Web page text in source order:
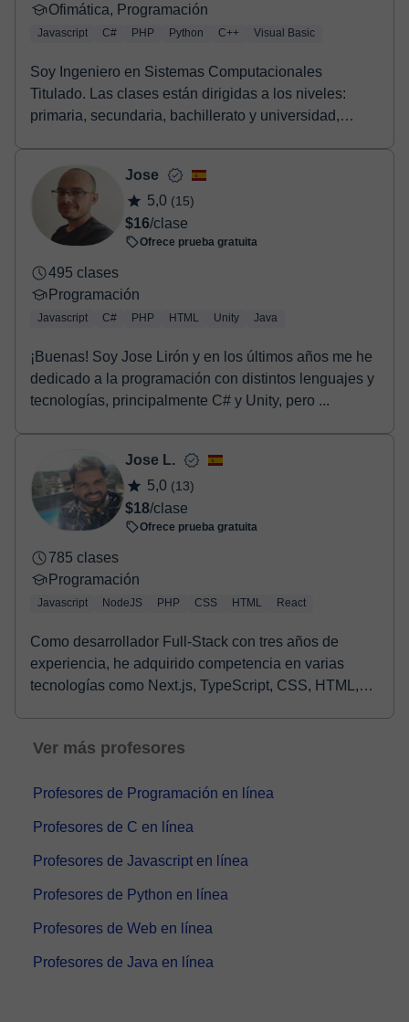
Ofimática, Programación
Javascript C# PHP Python C++ Visual Basic
Soy Ingeniero en Sistemas Computacionales
Titulado. Las clases están dirigidas a los niveles:
primaria, secundaria, bachillerato y universidad,
Jose
5,0 (15)
$16/clase
Ofrece prueba gratuita
495 clases
Programación
Javascript C# PHP HTML Unity Java
¡Buenas! Soy Jose Lirón y en los últimos años me he
dedicado a la programación con distintos lenguajes y
tecnologías, principalmente C# y Unity, pero ...
Jose L.
5,0 (13)
$18/clase
Ofrece prueba gratuita
785 clases
Programación
Javascript NodeJS PHP CSS HTML React
Como desarrollador Full-Stack con tres años de
experiencia, he adquirido competencia en varias
tecnologías como Next.js, TypeScript, CSS, HTML,
Ver más profesores
Profesores de Programación en línea
Profesores de C en línea
Profesores de Javascript en línea
Profesores de Python en línea
Profesores de Web en línea
Profesores de Java en línea